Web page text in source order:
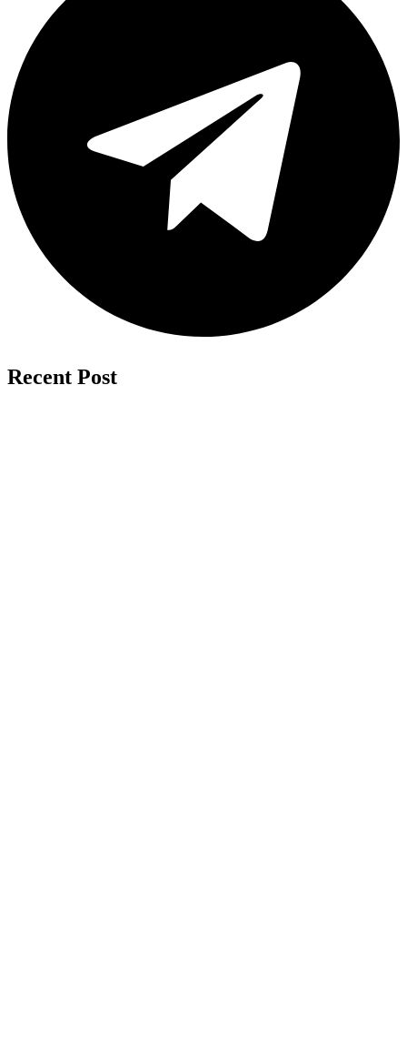
Recent Post